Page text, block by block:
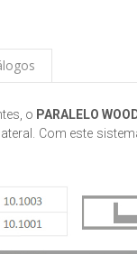
o PARALELO
Com este